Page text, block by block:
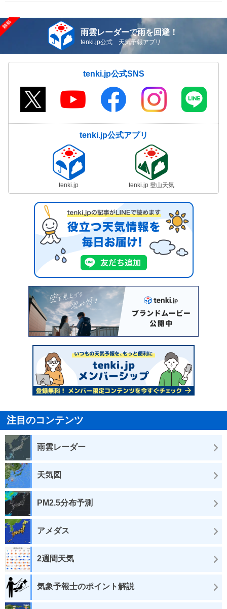
雨雲レーダーで雨を回避！
tenki.jp公式 天気予報アプリ
tenki.jp公式SNS
tenki.jp公式アプリ
tenki.jp tenki.jp 登山天気
注目のコンテンツ
雨雲レーダー
天気図
PM2.5分布予測
アメダス
2週間天気
気象予報士のポイント解説